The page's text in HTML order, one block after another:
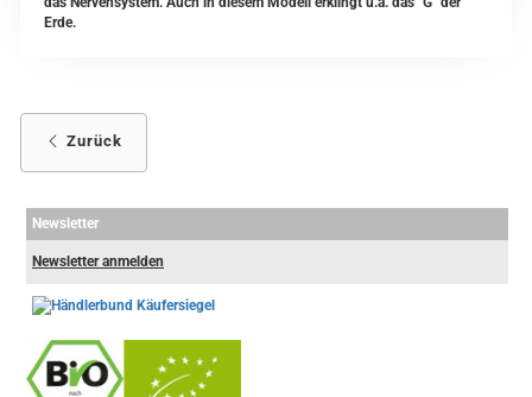
Erde.
Zurück
Newsletter
Newsletter anmelden